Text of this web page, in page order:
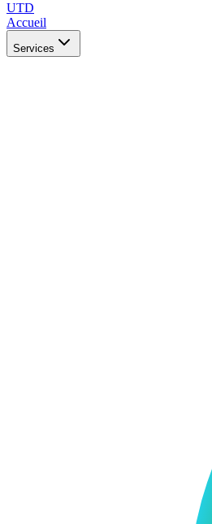
UTD
Accueil
Services